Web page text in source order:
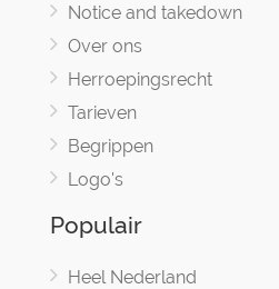
Notice and takedown
Over ons
Herroepingsrecht
Tarieven
Begrippen
Logo's
Populair
Heel Nederland